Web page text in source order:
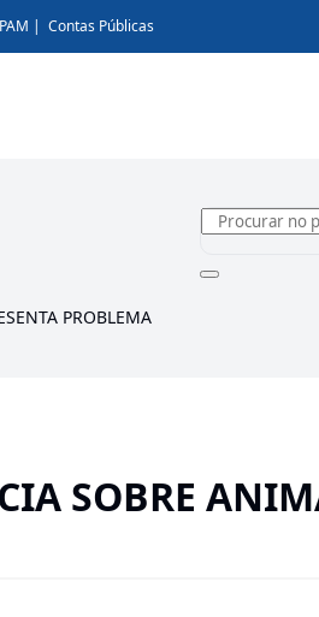
Contas Públicas
PROBLEMA
SOBRE